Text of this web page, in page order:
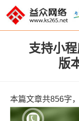
支持小
版
本篇文章共856字